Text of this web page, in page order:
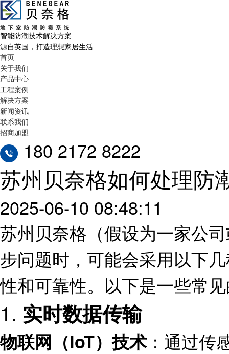
智能防潮技术解决方案
源自英国，打造理想家居生活
首页
关于我们
产品中心
工程案例
解决方案
新闻资讯
联系我们
招商加盟
180 2172 8222
苏州贝奈格如何处理防
2025-06-10 08:48:11
苏州贝奈格（假设为一家公
步问题时，可能会采用以下
性和可靠性。以下是一些常
1. 实时数据传输
物联网（IoT）技术：通过传